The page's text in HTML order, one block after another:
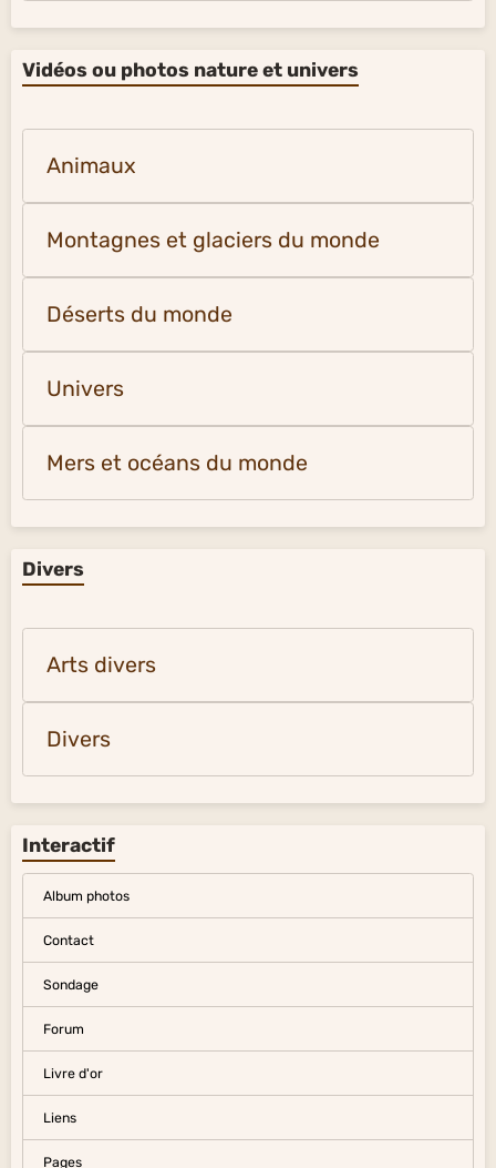
Vidéos ou photos nature et univers
Animaux
Montagnes et glaciers du monde
Déserts du monde
Univers
Mers et océans du monde
Divers
Arts divers
Divers
Interactif
Album photos
Contact
Sondage
Forum
Livre d'or
Liens
Pages